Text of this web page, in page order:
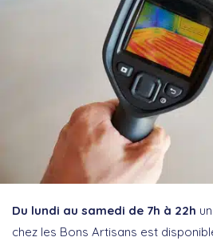
Du lundi au samedi de 7h à 22h
chez les Bons Artisans est